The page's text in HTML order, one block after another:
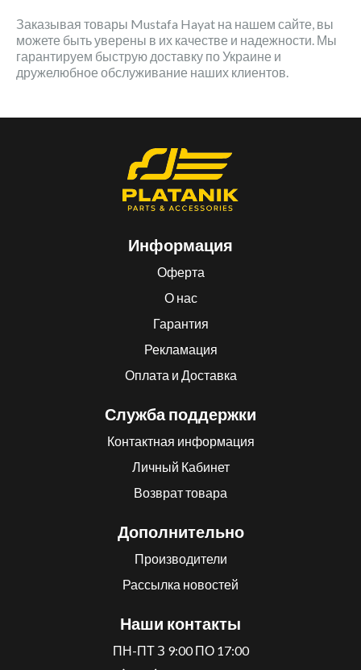
Заказывая товары Mustafa Hayat на нашем сайте, вы
можете быть уверены в их качестве и надежности. Мы
гарантируем быструю доставку по Украине и
дружелюбное обслуживание наших клиентов.
Информация
Оферта
О нас
Гарантия
Рекламация
Оплата и Доставка
Служба поддержки
Контактная информация
Личный Кабинет
Возврат товара
Дополнительно
Производители
Рассылка новостей
Наши контакты
ПН-ПТ З 9:00 ПО 17:00